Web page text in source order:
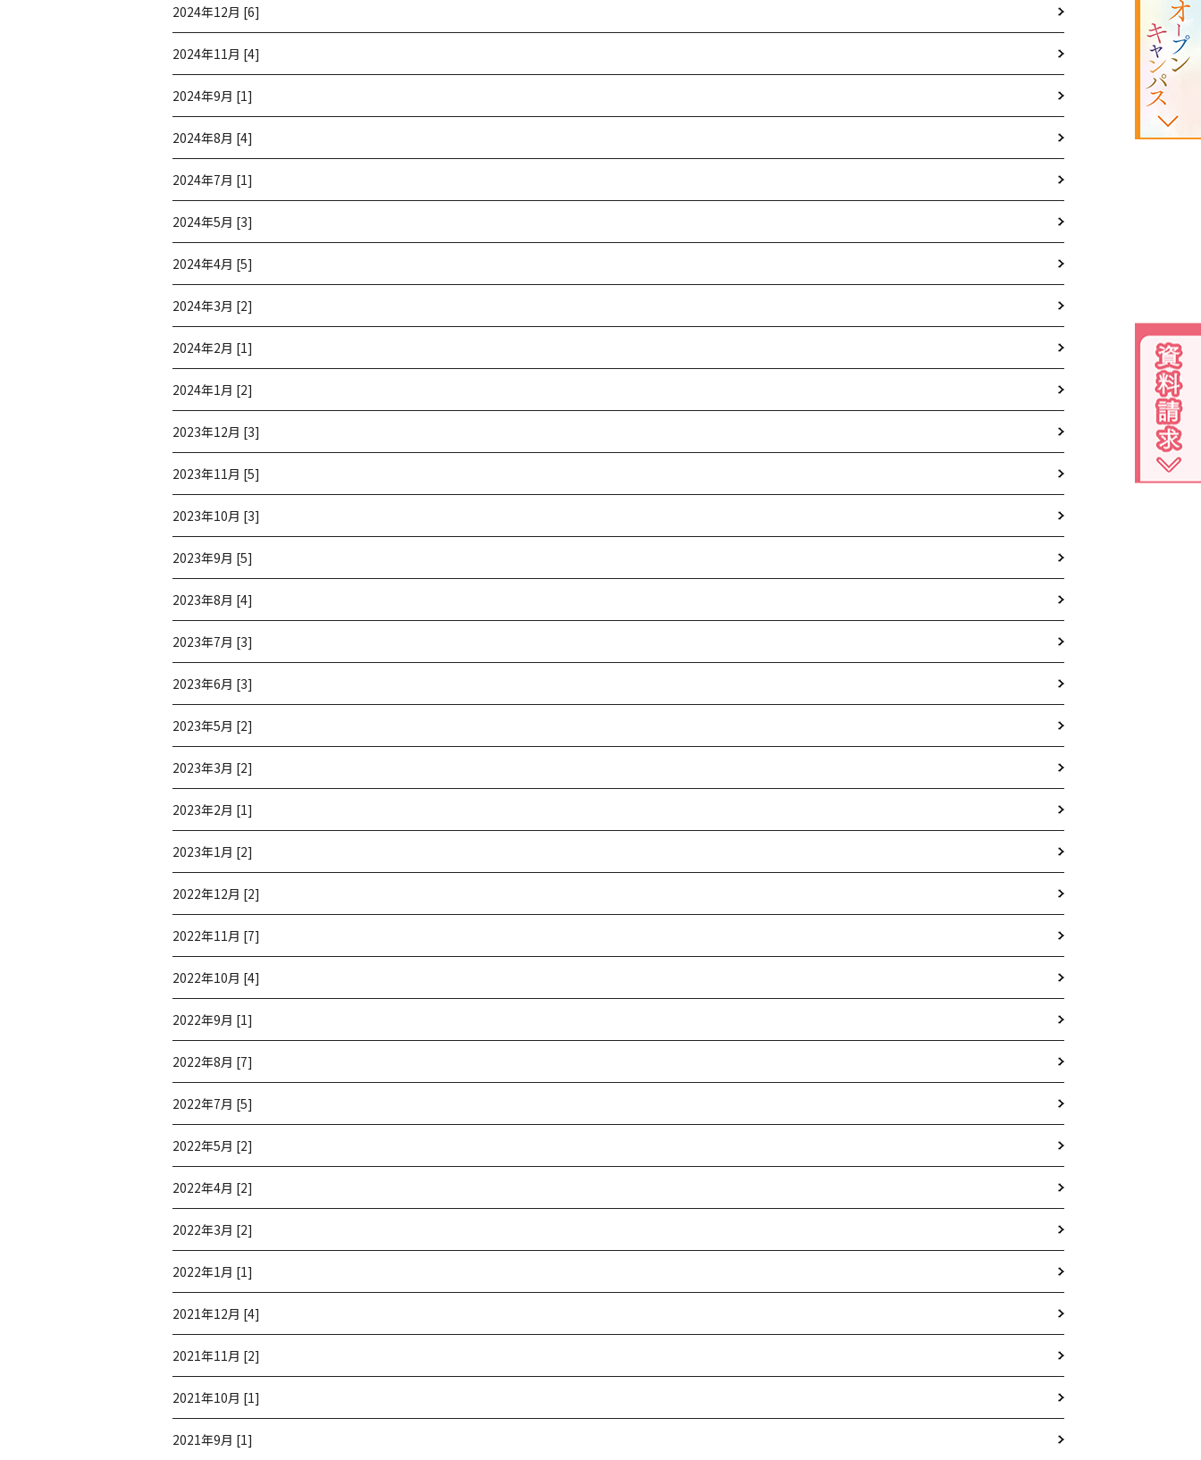
2024年12月 [6]
2024年11月 [4]
2024年9月 [1]
2024年8月 [4]
2024年7月 [1]
2024年5月 [3]
2024年4月 [5]
2024年3月 [2]
2024年2月 [1]
2024年1月 [2]
2023年12月 [3]
2023年11月 [5]
2023年10月 [3]
2023年9月 [5]
2023年8月 [4]
2023年7月 [3]
2023年6月 [3]
2023年5月 [2]
2023年3月 [2]
2023年2月 [1]
2023年1月 [2]
2022年12月 [2]
2022年11月 [7]
2022年10月 [4]
2022年9月 [1]
2022年8月 [7]
2022年7月 [5]
2022年5月 [2]
2022年4月 [2]
2022年3月 [2]
2022年1月 [1]
2021年12月 [4]
2021年11月 [2]
2021年10月 [1]
2021年9月 [1]